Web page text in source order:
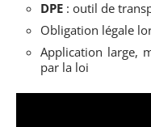
DPE : outil de
Obligation légale
Application large,
par la loi